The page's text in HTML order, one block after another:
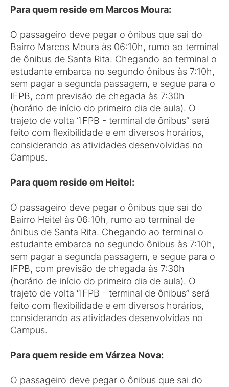
Para quem reside em Marcos Moura:
O passageiro deve pegar o ônibus que sai do
Bairro Marcos Moura às 06:10h, rumo ao terminal
de ônibus de Santa Rita. Chegando ao terminal o
estudante embarca no segundo ônibus às 7:10h,
sem pagar a segunda passagem, e segue para o
IFPB, com previsão de chegada às 7:30h
(horário de início do primeiro dia de aula). O
trajeto de volta “IFPB - terminal de ônibus” será
feito com flexibilidade e em diversos horários,
considerando as atividades desenvolvidas no
Campus.
Para quem reside em Heitel:
O passageiro deve pegar o ônibus que sai do
Bairro Heitel às 06:10h, rumo ao terminal de
ônibus de Santa Rita. Chegando ao terminal o
estudante embarca no segundo ônibus às 7:10h,
sem pagar a segunda passagem, e segue para o
IFPB, com previsão de chegada às 7:30h
(horário de início do primeiro dia de aula). O
trajeto de volta “IFPB - terminal de ônibus” será
feito com flexibilidade e em diversos horários,
considerando as atividades desenvolvidas no
Campus.
Para quem reside em Várzea Nova:
O passageiro deve pegar o ônibus que sai do